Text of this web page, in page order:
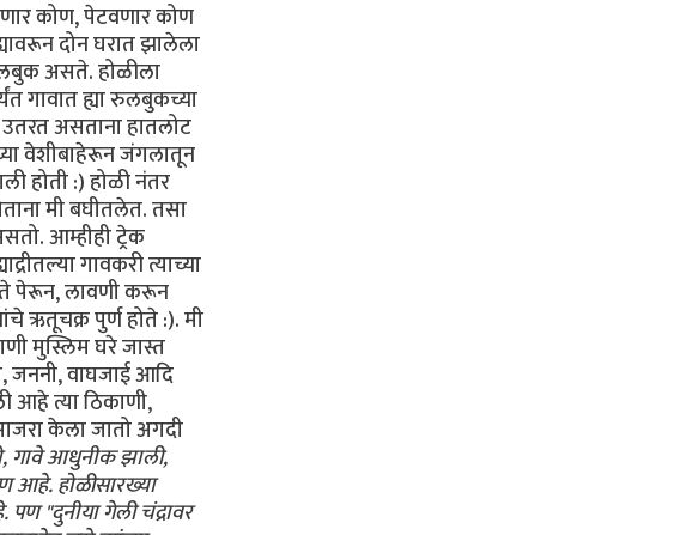
कोण, पेटवणार कोण
दोन घरात झालेला
असते. होळीला
गावात ह्या रुलबुकच्या
असताना हातलोट
वेशीबाहेरून जंगलातून
होती :) होळी नंतर
मी बघीतलेत. तसा
आम्हीही ट्रेक
गावकरी त्याच्या
पेरून, लावणी करून
ऋतूचक्र पुर्ण होते :). मी
मुस्लिम घरे जास्त
जननी, वाघजाई आदि
आहे त्या ठिकाणी,
केला जातो अगदी
गावे आधुनीक झाली,
आहे. होळीसारख्या
"दुनीया गेली चंद्रावर